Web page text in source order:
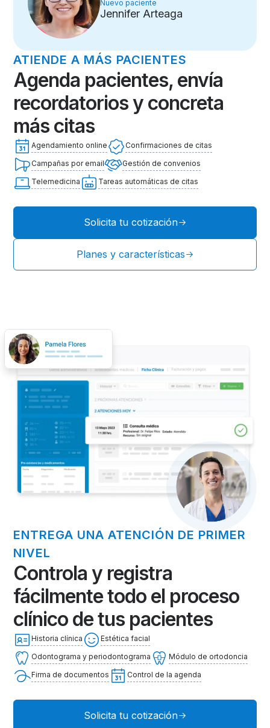
ATIENDE A MÁS PACIENTES
Agenda pacientes, envía
recordatorios y concreta
más citas
Agendamiento online
Confirmaciones de citas
Campañas por email
Gestión de convenios
Telemedicina
Tareas automáticas de citas
Solicita tu cotización
Planes y características
Nuevo paciente
Jennifer Arteaga
ENTREGA UNA ATENCIÓN DE PRIMER
NIVEL
Controla y registra
fácilmente todo el proceso
clínico de tus pacientes
Historia clínica
Estética facial
Odontograma y periodontograma
Módulo de ortodoncia
Firma de documentos
Control de la agenda
Solicita tu cotización